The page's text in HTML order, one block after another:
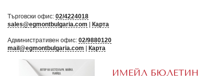
Търговски офис: 02/4224018
sales@egmontbulgaria.com
Карта
Административен офис: 02/9880120
mail@egmontbulgaria.com
Карта